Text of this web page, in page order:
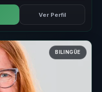
Ver Perfil
BILINGÜE